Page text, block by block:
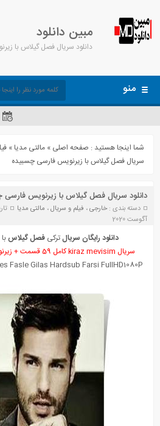
مبین دانلود
منو
شما اینجا هستید : صفحه اصلی »مالتی مدیا »
سریال فصل گیلاس با زیرنویس فارسی چسبیده
دانلود سریال فصل گیلاس با زیرنویس فارسی
دسته بندی :خارجی، فیلم و سریال، مالتی مدیا
آگوست 2020
دانلود رایگان سریالترکی فصل گیلاس
سریال kiraz mevisim کامل 59 قسمت + زیرنویس جداگانه کیفیت HD720P
Fasle Gilas Hardsub Farsi FullHD1080P